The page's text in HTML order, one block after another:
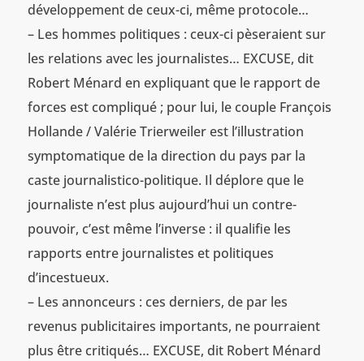
développement de ceux-ci, même protocole…
– Les hommes politiques : ceux-ci pèseraient sur
les relations avec les journalistes… EXCUSE, dit
Robert Ménard en expliquant que le rapport de
forces est compliqué ; pour lui, le couple François
Hollande / Valérie Trierweiler est l’illustration
symptomatique de la direction du pays par la
caste journalistico-politique. Il déplore que le
journaliste n’est plus aujourd’hui un contre-
pouvoir, c’est même l’inverse : il qualifie les
rapports entre journalistes et politiques
d’incestueux.
– Les annonceurs : ces derniers, de par les
revenus publicitaires importants, ne pourraient
plus être critiqués… EXCUSE, dit Robert Ménard